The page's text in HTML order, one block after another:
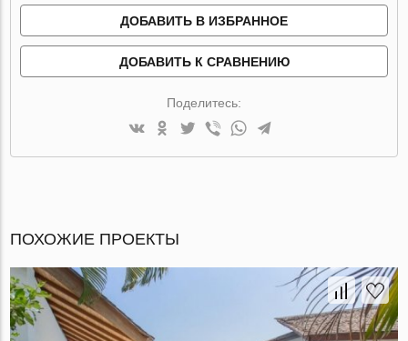
ДОБАВИТЬ В ИЗБРАННОЕ
ДОБАВИТЬ К СРАВНЕНИЮ
Поделитесь:
ПОХОЖИЕ ПРОЕКТЫ